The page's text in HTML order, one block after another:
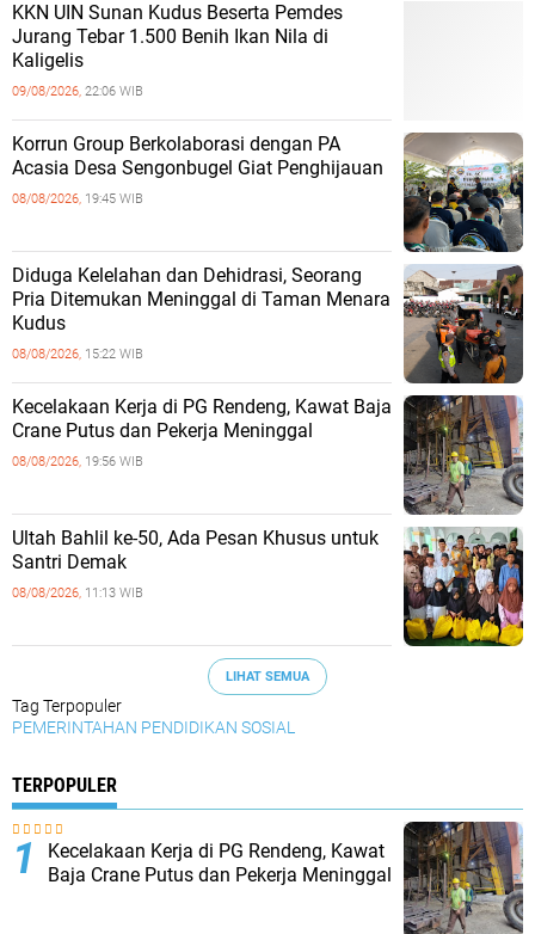
KKN UIN Sunan Kudus Beserta Pemdes
Jurang Tebar 1.500 Benih Ikan Nila di
Kaligelis
09/08/2026, 22:06 WIB
Korrun Group Berkolaborasi dengan PA
Acasia Desa Sengonbugel Giat Penghijauan
08/08/2026, 19:45 WIB
Diduga Kelelahan dan Dehidrasi, Seorang
Pria Ditemukan Meninggal di Taman Menara
Kudus
08/08/2026, 15:22 WIB
Kecelakaan Kerja di PG Rendeng, Kawat Baja
Crane Putus dan Pekerja Meninggal
08/08/2026, 19:56 WIB
Ultah Bahlil ke-50, Ada Pesan Khusus untuk
Santri Demak
08/08/2026, 11:13 WIB
LIHAT SEMUA
Tag Terpopuler
PEMERINTAHAN PENDIDIKAN SOSIAL
TERPOPULER
Kecelakaan Kerja di PG Rendeng, Kawat
Baja Crane Putus dan Pekerja Meninggal